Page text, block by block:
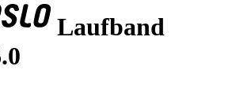
Laufband